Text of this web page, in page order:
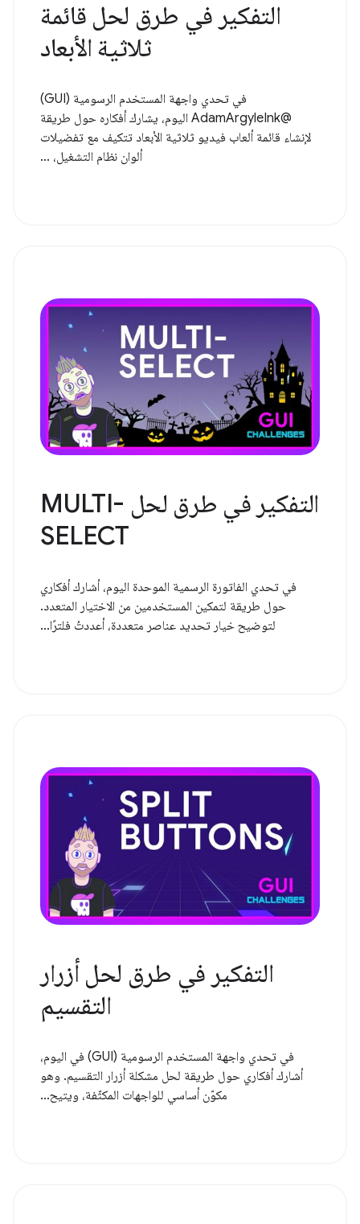
التفكير في طرق لحل قائمة
ثلاثية الأبعاد
في تحدي واجهة المستخدم الرسومية (GUI)
@AdamArgyleInk اليوم، يشارك أفكاره حول طريقة
لإنشاء قائمة ألعاب فيديو ثلاثية الأبعاد تتكيف مع تفضيلات
ألوان نظام التشغيل، ...
التفكير في طرق لحل MULTI-
SELECT
في تحدي الفاتورة الرسمية الموحدة اليوم، أشارك أفكاري
حول طريقة لتمكين المستخدمين من الاختيار المتعدد.
لتوضيح خيار تحديد عناصر متعددة، أعددتُ فلترًا...
التفكير في طرق لحل أزرار
التقسيم
في تحدي واجهة المستخدم الرسومية (GUI) في اليوم،
أشارك أفكاري حول طريقة لحل مشكلة أزرار التقسيم. وهو
مكوّن أساسي للواجهات المكثّفة، ويتيح...